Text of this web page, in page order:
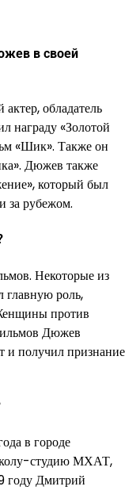
в своей
обладатель
награду «Золотой
«Шик». Также он
Дюжев также
который был
за рубежом.
Некоторые из
главную роль,
против
Дюжев
и получил признание
в городе
студию МХАТ,
году Дмитрий